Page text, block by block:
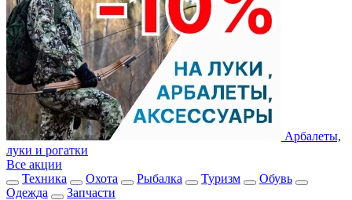
Арбалеты,
луки и рогатки
Все акции
Техника
Охота Рыбалка Туризм
Обувь
Одежда
Запчасти